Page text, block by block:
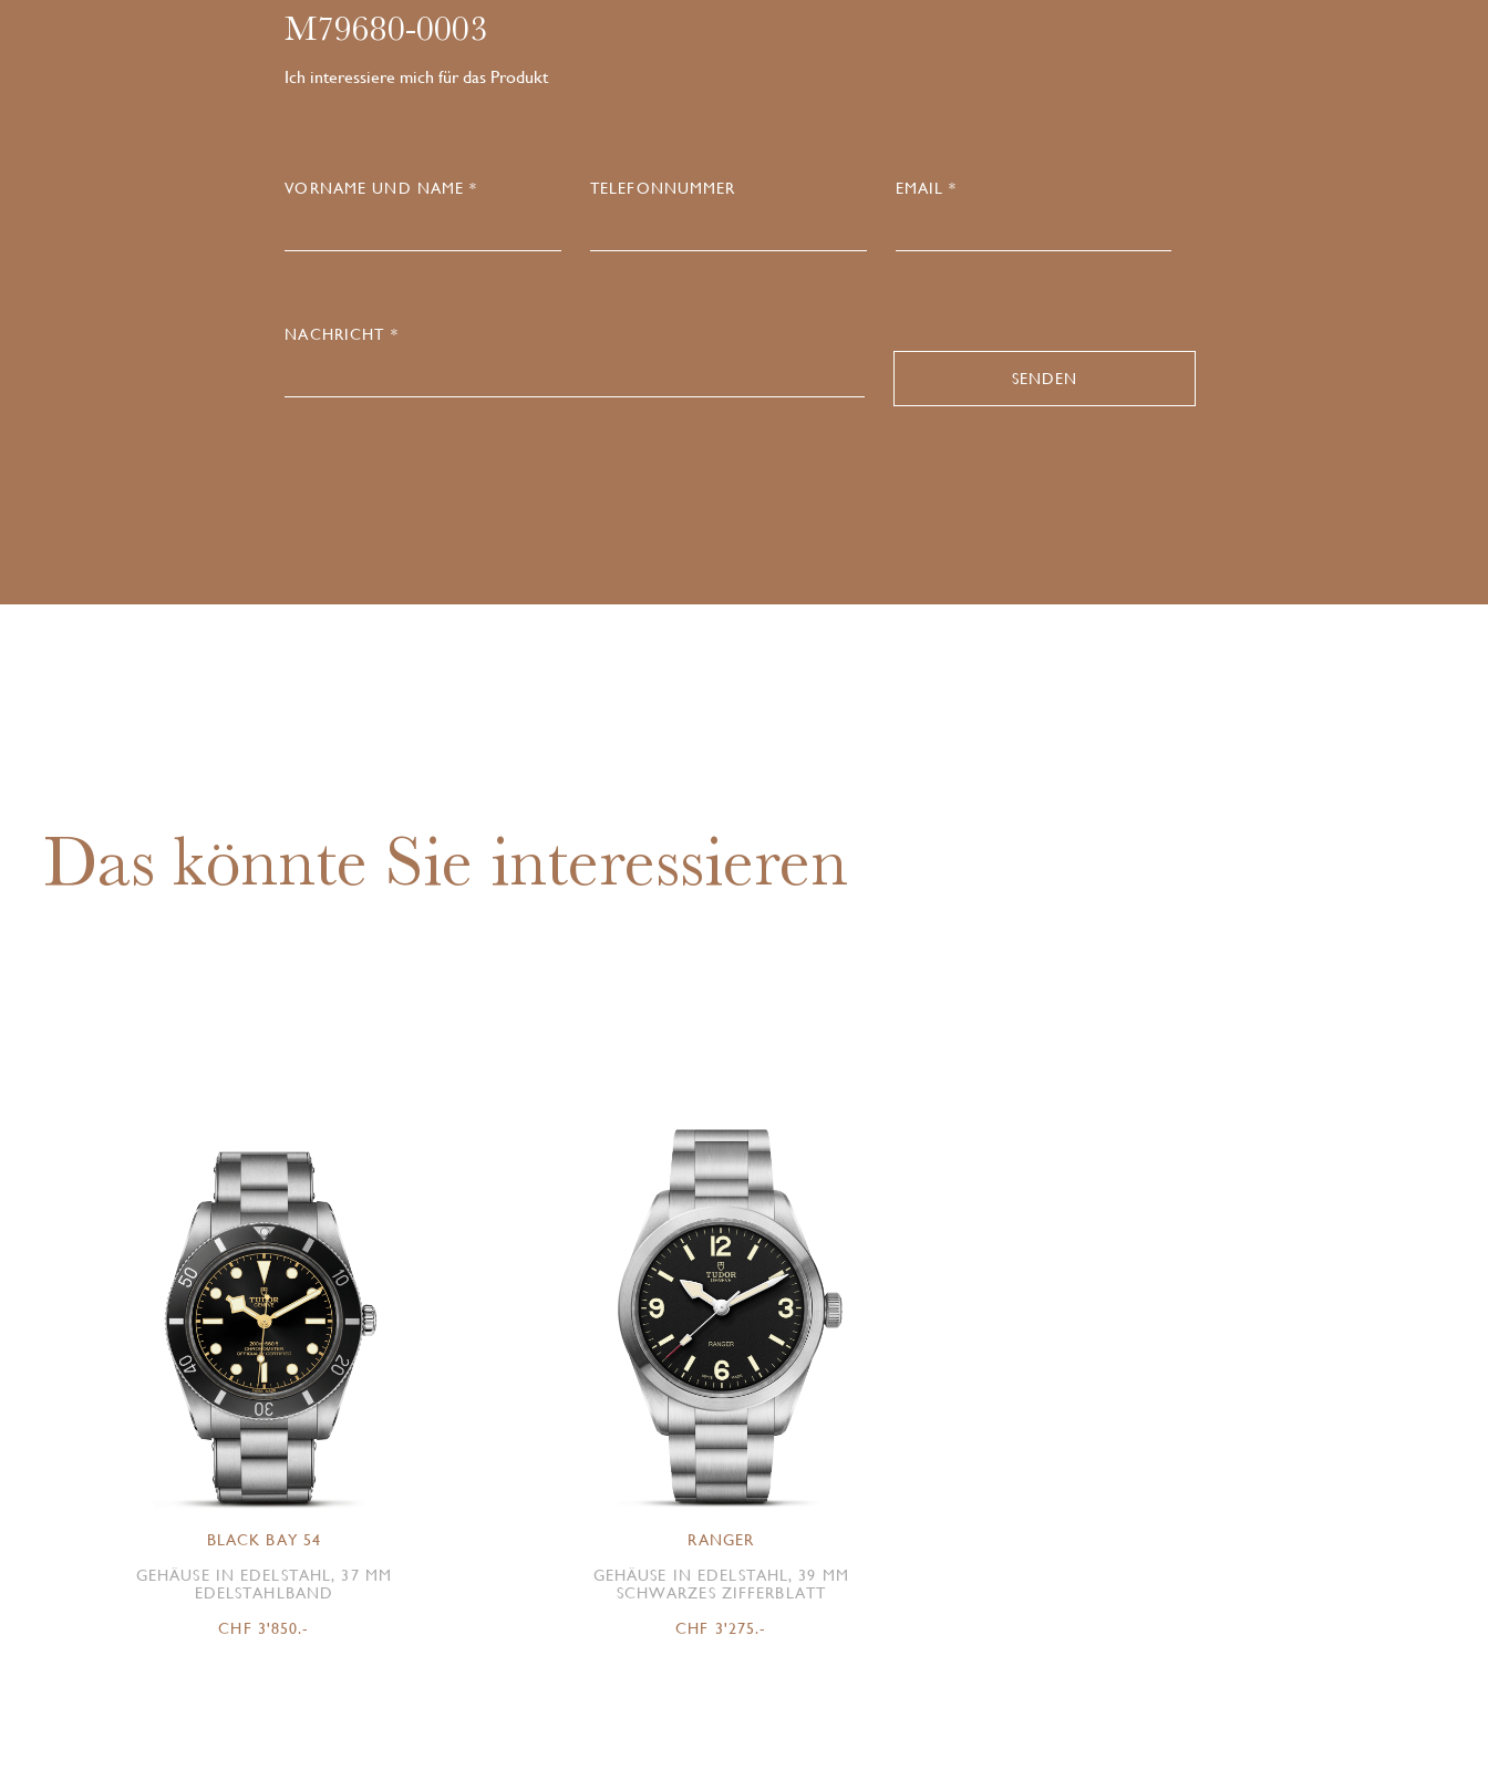
M79680-0003
Ich interessiere mich für das Produkt
VORNAME UND NAME * TELEFONNUMMER EMAIL *
NACHRICHT *
Das könnte Sie interessieren
BLACK BAY 54
GEHÄUSE IN EDELSTAHL, 37 MM
EDELSTAHLBAND
CHF 3'850.-
RANGER
GEHÄUSE IN EDELSTAHL, 39 MM
SCHWARZES ZIFFERBLATT
CHF 3'275.-